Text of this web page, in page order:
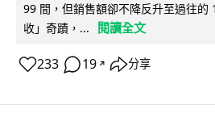
99 間，但銷售額卻不降反升至過往的
收」奇蹟，...
閱讀全文
233 19 ↗ 分享